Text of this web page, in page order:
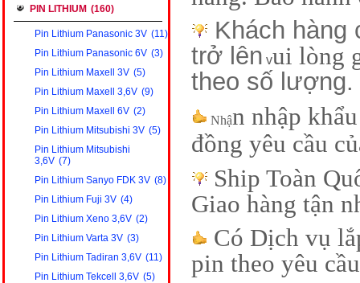
PIN LITHIUM (160)
Pin Lithium Panasonic 3V (11)
Pin Lithium Panasonic 6V (3)
Pin Lithium Maxell 3V (5)
Pin Lithium Maxell 3,6V (9)
Pin Lithium Maxell 6V (2)
Pin Lithium Mitsubishi 3V (5)
Pin Lithium Mitsubishi
3,6V (7)
Pin Lithium Sanyo FDK 3V (8)
Pin Lithium Fuji 3V (4)
Pin Lithium Xeno 3,6V (2)
Pin Lithium Varta 3V (3)
Pin Lithium Tadiran 3,6V (11)
Pin Lithium Tekcell 3,6V (5)
Khách hàng
trở lên vui lòng
theo số lượng.
Nhận nhập
đồng yêu cầu
Ship Toàn
Giao hàng tận
Có Dịch vụ
pin theo yêu